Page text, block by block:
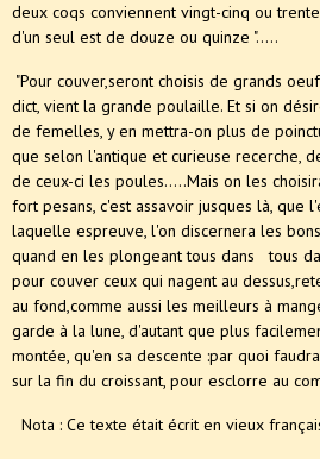
deux coqs conviennent vingt-cinq ou
d'un seul est de douze ou quinze ".....
"Pour couver,seront choisis de grands
dict, vient la grande poulaille. Et si on
de femelles, y en mettra-on plus de
que selon l'antique et curieuse recerche,
de ceux-ci les poules.....Mais on les
fort pesans, c'est assavoir jusques là, que
laquelle espreuve, l'on discernera les
quand en les plongeant tous dans tous
pour couver ceux qui nagent au
au fond,comme aussi les meilleurs à
garde à la lune, d'autant que plus
montée, qu'en sa descente :par quoi
sur la fin du croissant, pour esclorre au
Nota : Ce texte était écrit en vieux